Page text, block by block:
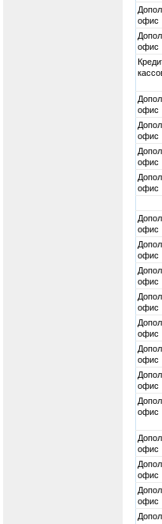
офис
офис
офис
офис
офис
офис
офис
офис
офис
офис
офис
офис
офис
офис
офис
офис
офис